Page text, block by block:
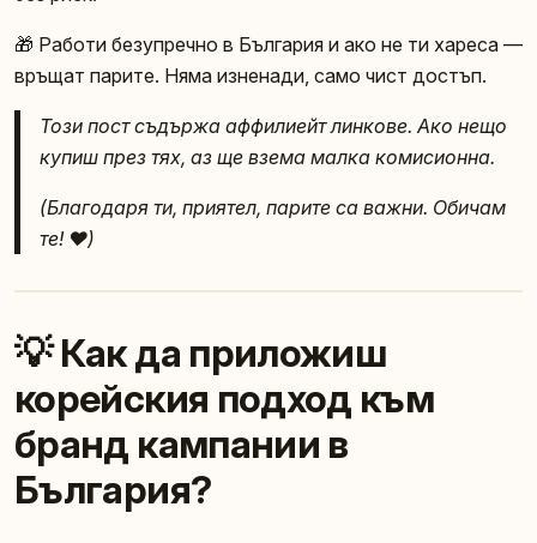
🎁 Работи безупречно в България и ако не ти хареса —
връщат парите. Няма изненади, само чист достъп.
Този пост съдържа аффилиейт линкове. Ако нещо
купиш през тях, аз ще взема малка комисионна.
(Благодаря ти, приятел, парите са важни. Обичам
те! ❤️)
💡 Как да приложиш
корейския подход към
бранд кампании в
България?